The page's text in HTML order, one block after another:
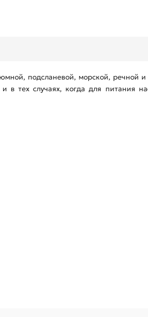
подсланевой, морской, речной
тех случаях, когда для питания